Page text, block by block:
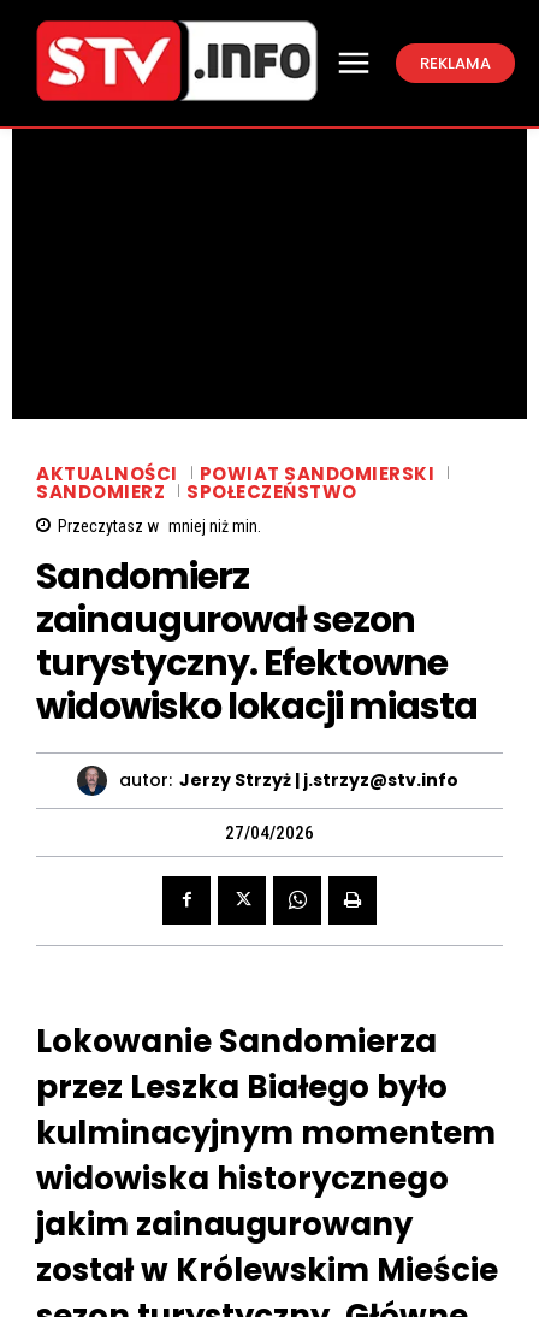
REKLAMA
AKTUALNOŚCI POWIAT SANDOMIERSKI
SANDOMIERZ SPOŁECZEŃSTWO
Przeczytasz w mniej niżmin.
Sandomierz
zainaugurował sezon
turystyczny. Efektowne
widowisko lokacji miasta
autor: Jerzy Strzyż | j.strzyz@stv.info
27/04/2026
Lokowanie Sandomierza
przez Leszka Białego było
kulminacyjnym momentem
widowiska historycznego
jakim zainaugurowany
został w Królewskim Mieście